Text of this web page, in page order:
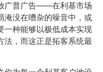
广普广告——在利基市场
淹没在嘈杂的噪音中，或
一种能够以极低成本实现
法，而这正是拓客系统最